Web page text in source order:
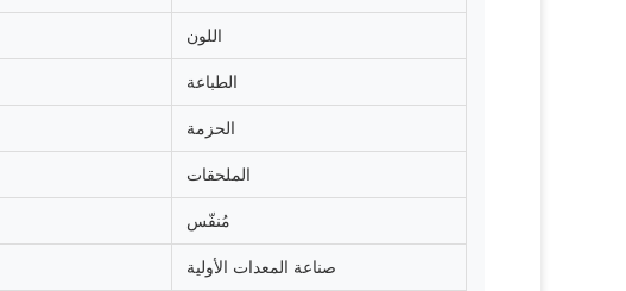
اللون
الطباعة
الحزمة
الملحقات
مُنفّس
صناعة المعدات الأولية